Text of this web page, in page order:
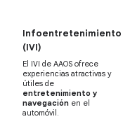
Infoentretenimiento
(IVI)
El IVI de AAOS ofrece
experiencias atractivas y
útiles de
entretenimiento y
navegación en el
automóvil.